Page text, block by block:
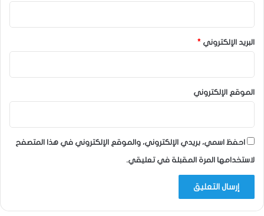
البريد الإلكتروني *
الموقع الإلكتروني
احفظ اسمي، بريدي الإلكتروني، والموقع الإلكتروني في هذا المتصفح
لاستخدامها المرة المقبلة في تعليقي.